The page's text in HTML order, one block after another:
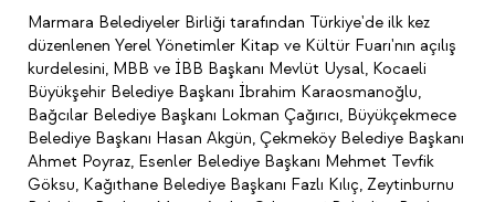
Marmara Belediyeler Birliği tarafından Türkiye'de ilk kez
düzenlenen Yerel Yönetimler Kitap ve Kültür Fuarı'nın açılış
kurdelesini, MBB ve İBB Başkanı Mevlüt Uysal, Kocaeli
Büyükşehir Belediye Başkanı İbrahim Karaosmanoğlu,
Bağcılar Belediye Başkanı Lokman Çağırıcı, Büyükçekmece
Belediye Başkanı Hasan Akgün, Çekmeköy Belediye Başkanı
Ahmet Poyraz, Esenler Belediye Başkanı Mehmet Tevfik
Göksu, Kağıthane Belediye Başkanı Fazlı Kılıç, Zeytinburnu